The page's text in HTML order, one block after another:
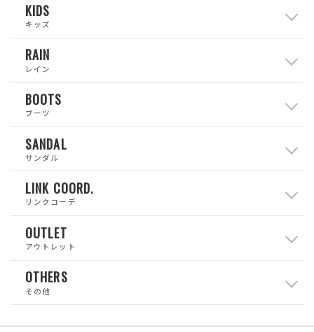
KIDS
キッズ
RAIN
レイン
BOOTS
ブーツ
SANDAL
サンダル
LINK COORD.
リンクコーデ
OUTLET
アウトレット
OTHERS
その他